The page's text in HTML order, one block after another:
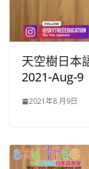
天空樹日本
2021-Aug-9
2021年8 月9日